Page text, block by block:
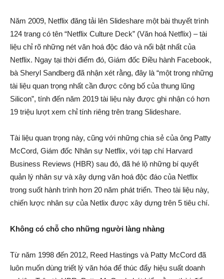
Năm 2009, Netflix đăng tải lên Slideshare một bài thuyết trình
124 trang có tên “Netflix Culture Deck” (Văn hoá Netflix) – tài
liệu chỉ rõ những nét văn hoá độc đáo và nổi bật nhất của
Netflix. Ngay tại thời điểm đó, Giám đốc Điều hành Facebook,
bà Sheryl Sandberg đã nhận xét rằng, đây là “một trong những
tài liệu quan trọng nhất cần được công bố của thung lũng
Silicon”, tính đến năm 2019 tài liệu này được ghi nhận có hơn
19 triệu lượt xem chỉ tính riêng trên trang Slideshare.
Tài liệu quan trọng này, cũng với những chia sẻ của ông Patty
McCord, Giám đốc Nhân sự Netflix, với tạp chí Harvard
Business Reviews (HBR) sau đó, đã hé lộ những bí quyết
quản lý nhân sự và xây dựng văn hoá độc đáo của Netflix
trong suốt hành trình hơn 20 năm phát triển. Theo tài liệu này,
chiến lược nhân sự của Netlix được xây dựng trên 5 tiêu chí.
Không có chỗ cho những người làng nhàng
Từ năm 1998 đến 2012, Reed Hastings và Patty McCord đã
luôn muốn dùng triết lý văn hóa để thúc đẩy hiệu suất doanh